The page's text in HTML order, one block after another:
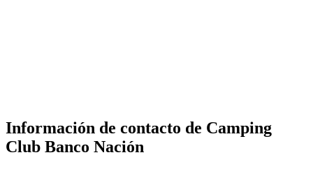
Información de contacto de Camping
Club Banco Nación